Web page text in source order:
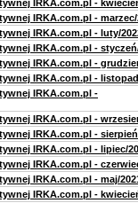
IRKA.com.pl -
IRKA.com.pl - marzec/
IRKA.com.pl - luty/
IRKA.com.pl -
IRKA.com.pl -
IRKA.com.pl -
IRKA.com.pl -
IRKA.com.pl -
IRKA.com.pl -
IRKA.com.pl - lipiec/
IRKA.com.pl -
IRKA.com.pl - maj/
IRKA.com.pl -